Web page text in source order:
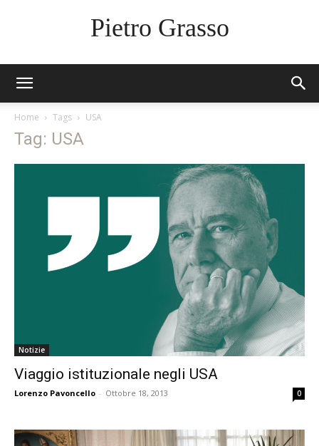
Pietro Grasso
Home Tags USA
Tag: USA
Notizie
Viaggio istituzionale negli USA
Lorenzo Pavoncello - Ottobre 18, 2013 0